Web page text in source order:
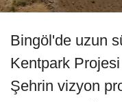
Bingöl'de uzun
Kentpark
Şehrin vizyon